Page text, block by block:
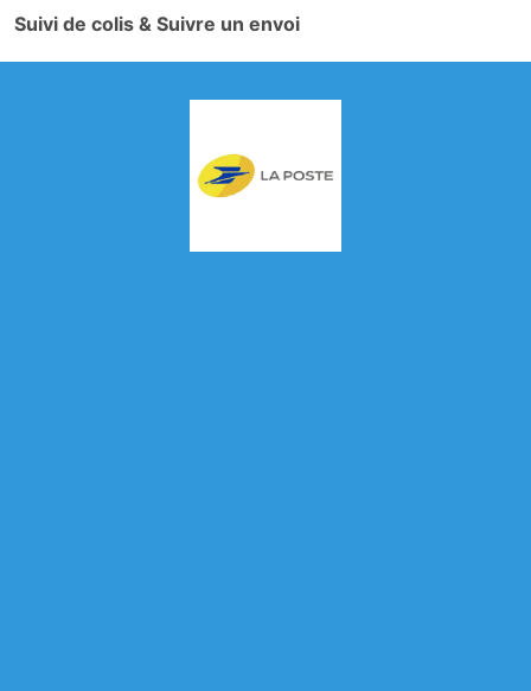
Suivi de colis & Suivre un envoi